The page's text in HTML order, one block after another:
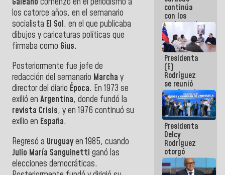
los catorce años, en el semanario
socialista El Sol, en el que publicaba
dibujos y caricaturas políticas que
firmaba como Gius.
Posteriormente fue jefe de
redacción del semanario Marcha y
director del diario Época. En 1973 se
exilió en Argentina, donde fundó la
revista Crisis, y en 1976 continuó su
exilio en España.
Regresó a Uruguayen 1985, cuando
Julio María Sanguinetti ganó las
elecciones democráticas.
continúa
con los
trabajos de
mantenimiento
e inspección
en la Línea 2
Presidenta
(E)
Rodríguez
se reunió
con Estado
Mayor
Eléctrico
para
abordar
planes de
acción
Presidenta
Delcy
Rodríguez
otorgó
medalla
"Héroe de